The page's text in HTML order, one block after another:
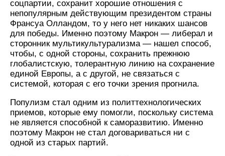
соцпартии, сохранит хорошие отношения с
непопулярным действующим президентом страны
Франсуа Олландом, то у него нет никаких шансов
для победы. Именно поэтому Макрон — либерал и
сторонник мультикультурализма — нашел способ,
чтобы, с одной стороны, сохранить прежнюю
глобалистскую, толерантную линию на сохранение
единой Европы, а с другой, не связаться с
системой, которая с его точки зрения прогнила.
Популизм стал одним из политтехнологических
приемов, которые ему помогли, поскольку система
не является способной к саморазвитию. Именно
поэтому Макрон не стал договариваться ни с
одной из старых партий.